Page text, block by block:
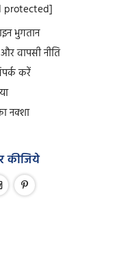
protected]
भुगतान
वापसी नीति
करें
नक्शा
कीजिये